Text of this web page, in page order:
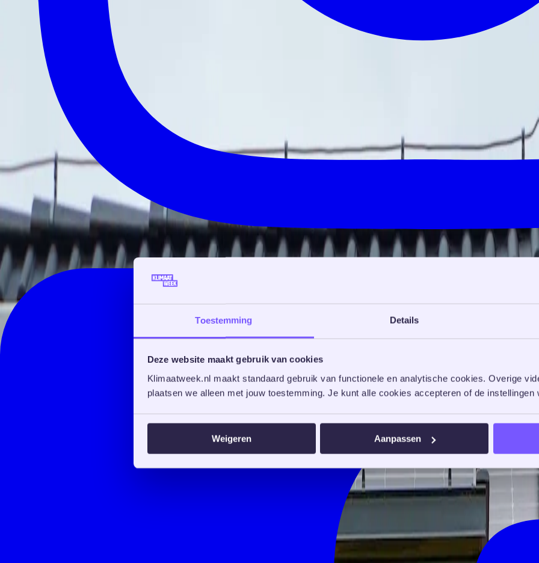
Toestemming Details
Deze website maakt gebruik van cookies
Klimaatweek.nl maakt standaard gebruik van functionele en analytische cookies. Overige
plaatsen we alleen met jouw toestemming. Je kunt alle cookies accepteren of de
Weigeren Aanpassen